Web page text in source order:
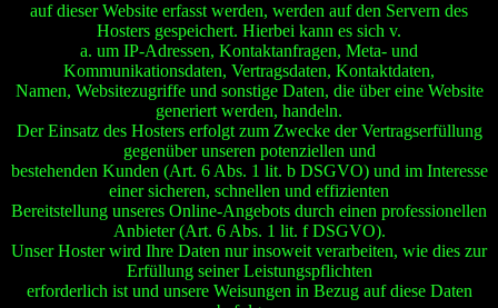
auf dieser Website erfasst werden, werden auf den Servern des
Hosters gespeichert. Hierbei kann es sich v.
a. um IP-Adressen, Kontaktanfragen, Meta- und
Kommunikationsdaten, Vertragsdaten, Kontaktdaten,
Namen, Websitezugriffe und sonstige Daten, die über eine Website
generiert werden, handeln.
Der Einsatz des Hosters erfolgt zum Zwecke der Vertragserfüllung
gegenüber unseren potenziellen und
bestehenden Kunden (Art. 6 Abs. 1 lit. b DSGVO) und im Interesse
einer sicheren, schnellen und effizienten
Bereitstellung unseres Online-Angebots durch einen professionellen
Anbieter (Art. 6 Abs. 1 lit. f DSGVO).
Unser Hoster wird Ihre Daten nur insoweit verarbeiten, wie dies zur
Erfüllung seiner Leistungspflichten
erforderlich ist und unsere Weisungen in Bezug auf diese Daten